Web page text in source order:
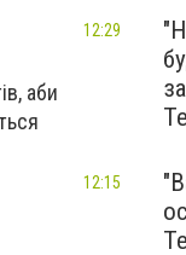
аби
12:29
12:15